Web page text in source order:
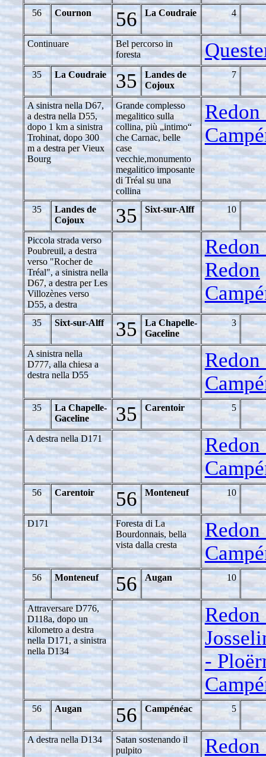
56 Cournon 56 La Coudraie 4
Continuare
Bel percorso in
foresta
35 La Coudraie 35
Landes de
Cojoux
7
A sinistra nella D67,
a destra nella D55,
dopo 1 km a sinistra
Trohinat, dopo 300
m a destra per Vieux
Bourg
Grande complesso
megalitico sulla
collina, più „intimo“
che Carnac, belle
case
vecchie,monumento
megalitico imposante
di Tréal su una
collina
35
Landes de
Cojoux
35 Sixt-sur-Alff 10
Piccola strada verso
Poubreuil, a destra
verso "Rocher de
Tréal", a sinistra nella
D67, a destra per Les
Villozènes verso
D55, a destra
Redon
35 Sixt-sur-Alff 35
La Chapelle-
Gaceline
3
A sinistra nella
D777, alla chiesa a
destra nella D55
35
La Chapelle-
Gaceline
35 Carentoir 5
A destra nella D171
56 Carentoir 56 Monteneuf 10
D171
Foresta di La
Bourdonnais, bella
vista dalla cresta
56 Monteneuf 56 Augan 10
Attraversare D776,
D118a, dopo un
kilometro a destra
nella D171, a sinistra
nella D134
-
56 Augan 56 Campénéac 5
A destra nella D134
Satan sostenando il
pulpito
Redon